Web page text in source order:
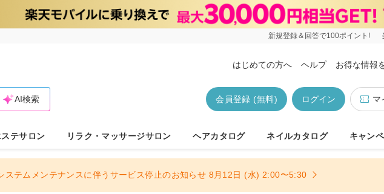
新規登録＆回答で100ポイント!
はじめての方へ ヘルプ お得な情報
マ
ログイン
会員登録 (無料)
AI検索
ステサロン リラク・マッサージサロン ヘアカタログ ネイルカタログ キャン
ステムメンテナンスに伴うサービス停止のお知らせ 8月12日 (水) 2:00〜5:30